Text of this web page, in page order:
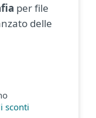
per file
delle
sconti